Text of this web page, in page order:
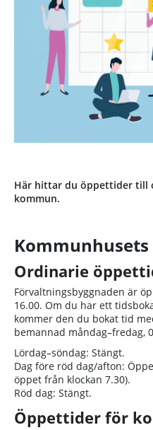
Här hittar du öppettider till
kommun.
Ordinarie
Förvaltningsbyggnaden är
16.00. Om du har ett
kommer den du bokat tid
bemannad måndag–fredag,
Lördag–söndag: Stängt.
Dag före röd dag/afton:
öppet från klockan 7.30).
Röd dag: Stängt.
Öppettider för